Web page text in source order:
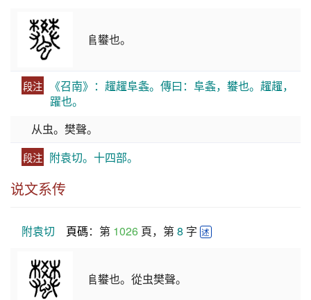
𨸏蠜也。
段注
《召南》：趯趯阜螽。傳曰：阜螽，蠜也。趯趯，
躍也。
从虫。樊聲。
段注 附袁切。十四部。
说文系传
附袁切 頁碼：第 1026 頁，第 8 字 述
𨸏蠜也。從虫樊聲。